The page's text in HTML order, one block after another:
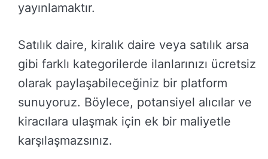
yayınlamaktır.
Satılık daire, kiralık daire veya satılık arsa
gibi farklı kategorilerde ilanlarınızı ücretsiz
olarak paylaşabileceğiniz bir platform
sunuyoruz. Böylece, potansiyel alıcılar ve
kiracılara ulaşmak için ek bir maliyetle
karşılaşmazsınız.